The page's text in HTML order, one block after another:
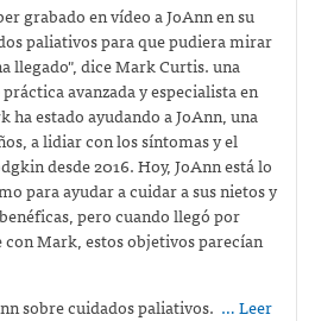
grabado en vídeo a JoAnn en su
paliativos para que pudiera mirar
llegado", dice Mark Curtis.una
avanzada y especialista en
estado ayudando a JoAnn, una
a lidiar con los síntomas y el
desde 2016. Hoy, JoAnn está lo
para ayudar a cuidar a sus nietos y
pero cuando llegó por
Mark, estos objetivos parecían
sobre cuidados paliativos. … Leer